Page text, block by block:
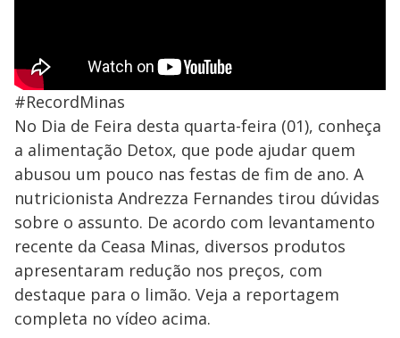
#RecordMinas
No Dia de Feira desta quarta-feira (01), conheça
a alimentação Detox, que pode ajudar quem
abusou um pouco nas festas de fim de ano. A
nutricionista Andrezza Fernandes tirou dúvidas
sobre o assunto. De acordo com levantamento
recente da Ceasa Minas, diversos produtos
apresentaram redução nos preços, com
destaque para o limão. Veja a reportagem
completa no vídeo acima.